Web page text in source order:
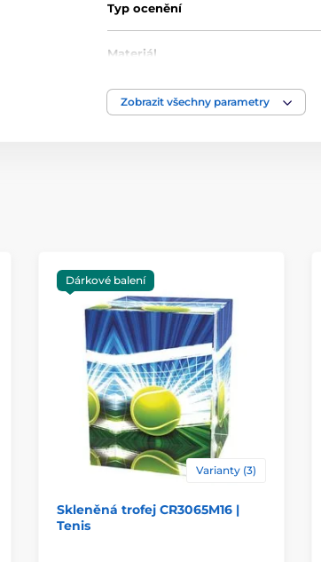
Typ ocenění
Materiál
Zobrazit všechny parametry
Dárkové balení
Varianty (3)
Skleněná trofej CR3065M16 |
Tenis